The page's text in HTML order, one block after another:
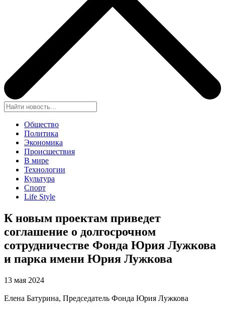
Общество
Политика
Экономика
Происшествия
В мире
Технологии
Культура
Спорт
Life Style
К новым проектам приведет
соглашение о долгосрочном
сотрудничестве Фонда Юрия Лужкова
и парка имени Юрия Лужкова
13 мая 2024
Елена Батурина, Председатель Фонда Юрия Лужкова